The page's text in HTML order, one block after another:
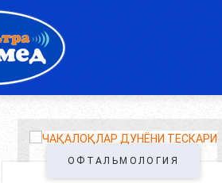
ОФТАЛЬМОЛОГИЯ